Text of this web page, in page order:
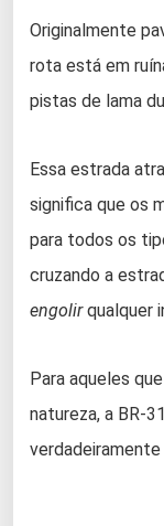
Originalmente
rota está em
pistas de lama
Essa estrada
significa que os
para todos os
cruzando a
engolirqualquer
Para aqueles
natureza, a BR-
verdadeiramente